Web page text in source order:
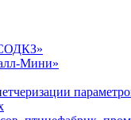
Мини»